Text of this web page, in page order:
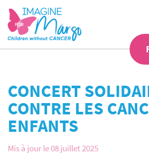
CONCERT
CONTRE LES
ENFANTS
Mis à jour le 08 juillet 2025